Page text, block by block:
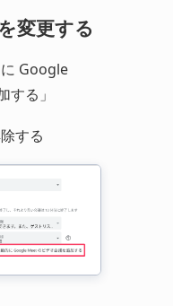
変更する
に Google
る」
する